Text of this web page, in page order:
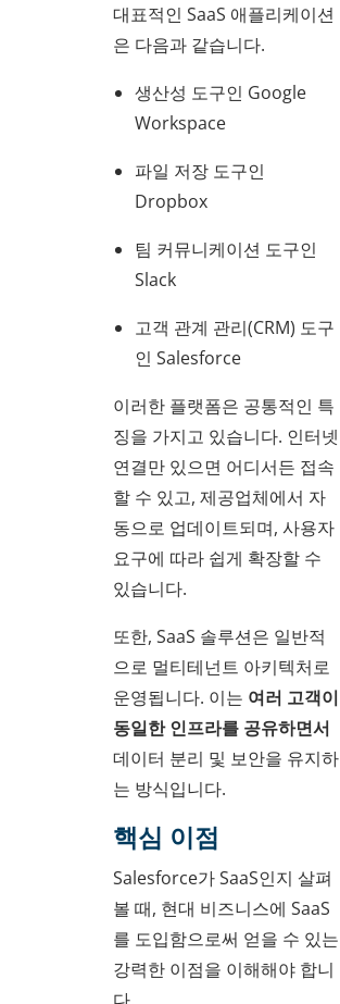
대표적인 SaaS 애플리케이션
은 다음과 같습니다.
생산성 도구인 Google
Workspace
파일 저장 도구인
Dropbox
팀 커뮤니케이션 도구인
Slack
고객 관계 관리(CRM) 도구
인 Salesforce
이러한 플랫폼은 공통적인 특
징을 가지고 있습니다. 인터넷
연결만 있으면 어디서든 접속
할 수 있고, 제공업체에서 자
동으로 업데이트되며, 사용자
요구에 따라 쉽게 확장할 수
있습니다.
또한, SaaS 솔루션은 일반적
으로 멀티테넌트 아키텍처로
운영됩니다. 이는 여러 고객이
동일한 인프라를 공유하면서
데이터 분리 및 보안을 유지하
는 방식입니다.
핵심 이점
Salesforce가 SaaS인지 살펴
볼 때, 현대 비즈니스에 SaaS
를 도입함으로써 얻을 수 있는
강력한 이점을 이해해야 합니